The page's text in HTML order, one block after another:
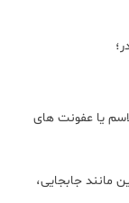
یا عفونت های
مانند جابجایی،